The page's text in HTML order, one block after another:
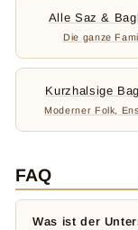
Alle Saz &
Die ganze
Kurzhalsige
Moderner Folk,
FAQ
Was ist der